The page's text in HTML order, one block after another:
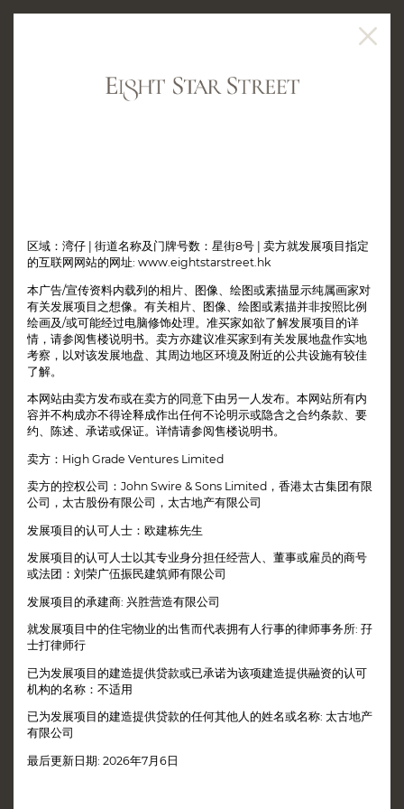
免责声明
区域：湾仔 | 街道名称及门牌号数：星街8号 | 卖方就发展项目指定
的互联网网站的网址: www.eightstarstreet.hk
本广告/宣传资料内载列的相片、图像、绘图或素描显示纯属画家对
有关发展项目之想像。有关相片、图像、绘图或素描并非按照比例
绘画及/或可能经过电脑修饰处理。准买家如欲了解发展项目的详
情，请参阅售楼说明书。卖方亦建议准买家到有关发展地盘作实地
考察，以对该发展地盘、其周边地区环境及附近的公共设施有较佳
了解。
本网站由卖方发布或在卖方的同意下由另一人发布。本网站所有内
容并不构成亦不得诠释成作出任何不论明示或隐含之合约条款、要
约、陈述、承诺或保证。详情请参阅售楼说明书。
卖方：High Grade Ventures Limited
卖方的控权公司：John Swire & Sons Limited，香港太古集团有限
公司，太古股份有限公司，太古地产有限公司
发展项目的认可人士：欧建栋先生
发展项目的认可人士以其专业身分担任经营人、董事或雇员的商号
或法团：刘荣广伍振民建筑师有限公司
发展项目的承建商: 兴胜营造有限公司
就发展项目中的住宅物业的出售而代表拥有人行事的律师事务所: 孖
士打律师行
已为发展项目的建造提供贷款或已承诺为该项建造提供融资的认可
机构的名称：不适用
已为发展项目的建造提供贷款的任何其他人的姓名或名称: 太古地产
有限公司
最后更新日期: 2026年7月6日